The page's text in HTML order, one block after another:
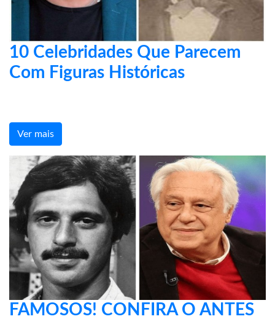
10 Celebridades Que Parecem
Com Figuras Históricas
Ver mais
FAMOSOS! CONFIRA O ANTES